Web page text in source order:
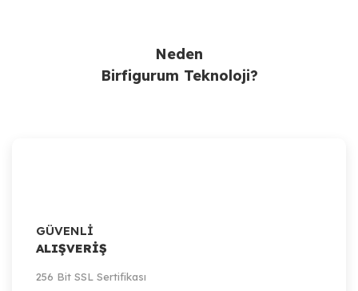
Artillery
Neden
Birfigurum Teknoloji?
GÜVENLİ
ALIŞVERİŞ
256 Bit SSL Sertifikası